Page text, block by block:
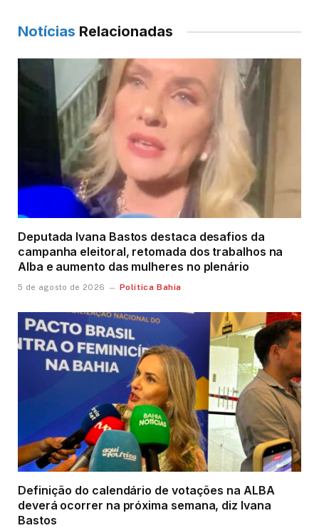
Notícias Relacionadas
Deputada Ivana Bastos destaca desafios da
campanha eleitoral, retomada dos trabalhos na
Alba e aumento das mulheres no plenário
5 de agosto de 2026 Política Bahia
Definição do calendário de votações na ALBA
deverá ocorrer na próxima semana, diz Ivana
Bastos